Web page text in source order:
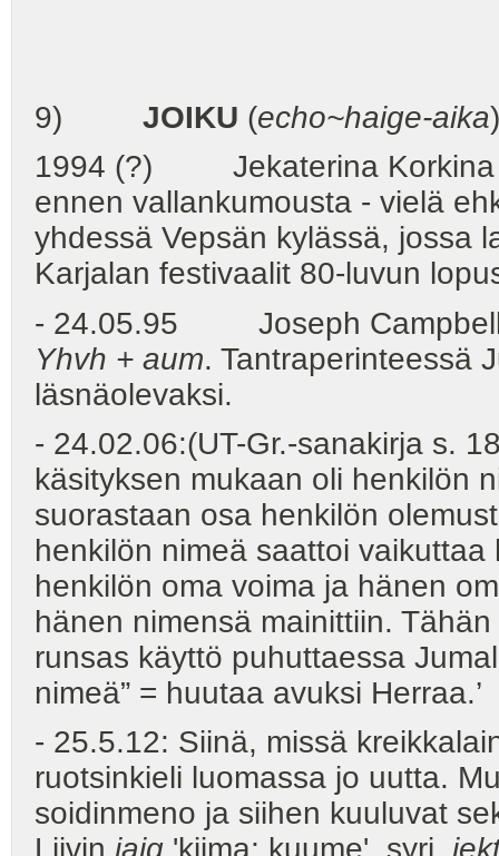
9) JOIKU (echo~haige-aika
1994 (?) Jekaterina Korkina
ennen vallankumousta - vielä
yhdessä Vepsän kylässä, jossa
Karjalan festivaalit 80-luvun
- 24.05.95 Joseph
Yhvh + aum. Tantraperinteessä
läsnäolevaksi.
- 24.02.06:(UT-Gr.-sanakirja s.
käsityksen mukaan oli henkilön
suorastaan osa henkilön
henkilön nimeä saattoi
henkilön oma voima ja hänen
hänen nimensä mainittiin.
runsas käyttö puhuttaessa
nimeä” = huutaa avuksi Herraa.’
- 25.5.12: Siinä, missä
ruotsinkieli luomassa jo uutta.
soidinmeno ja siihen kuuluvat
Liivin jaig 'kiima; kuume', syrj.